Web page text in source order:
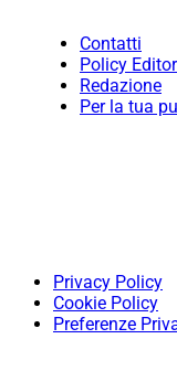
Contatti
Policy
Redazione
Per la tua
Privacy Policy
Cookie Policy
Preferenze